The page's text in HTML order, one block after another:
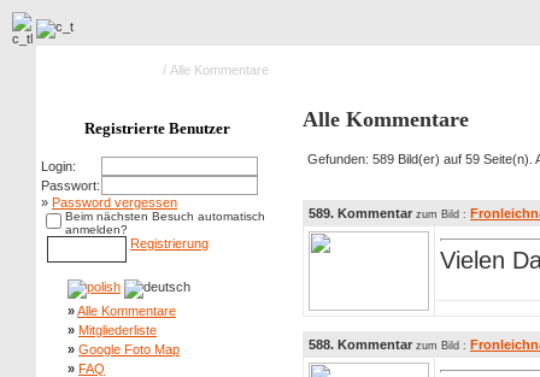
/ Alle Kommentare
Registrierte Benutzer
Login:
Passwort:
» Password vergessen
Beim nächsten Besuch automatisch
anmelden?
Registrierung
»Alle Kommentare
» Mitgliederliste
» Google Foto Map
» FAQ
Alle Kommentare
Gefunden: 589 Bild(er) auf 59 Seite(n).
589. Kommentar zum Bild :
Vielen
588. Kommentar zum Bild :